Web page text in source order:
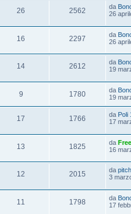
26 2562 da
26
16 2297 da
26
14 2612 da
19
9 1780 da
19
17 1766 da Poli
17
13 1825 da
16
12 2015 da
3
11 1798 da
17